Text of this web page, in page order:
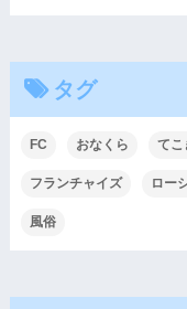
タグ
FC おなくら てこ
フランチャイズ ロー
風俗